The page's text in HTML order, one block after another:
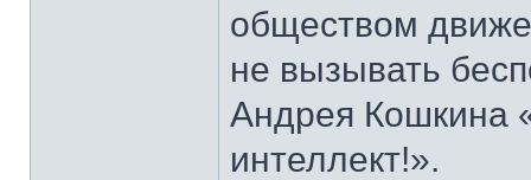
обществом
не вызывать
Андрея Кошкина
интеллект!».